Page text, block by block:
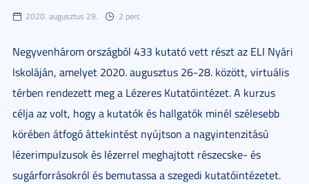
2020. augusztus 29. 2 perc
Negyvenhárom országból 433 kutató vett részt az ELI Nyári
Iskoláján, amelyet 2020. augusztus 26-28. között, virtuális
térben rendezett meg a Lézeres Kutatóintézet. A kurzus
célja az volt, hogy a kutatók és hallgatók minél szélesebb
körében átfogó áttekintést nyújtson a nagyintenzitású
lézerimpulzusok és lézerrel meghajtott részecske- és
sugárforrásokról és bemutassa a szegedi kutatóintézetet.